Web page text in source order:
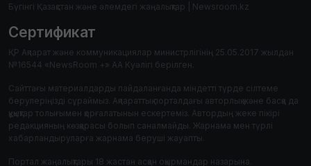
Бүгінгі Қазақстан және әлемдегі жаңалықтар | Newsroom.kz
Сертификат
ҚР Ақпарат және коммуникациялар министрлігінің 25.05.2017 жылдан
№16544 «NewsRoom +» АА Куәлігі берілген.
Сайттағы материалдарды пайдаланғанда міндетті түрде сілтеме
берулеріңізді сұраймыз. Ақпараттық порталдағы авторлық және басқа да
құқықтар толығымен қорғалатынын ескертеміз. Автордың жеке пікірі
редакцияның көзқарасы болып саналмайды. Жарнама мен түрлі
хабарландыруларға жарнама беруші жауапты.
Портал жаңалықтары 18 жастан асқан оқырмандар назарына.